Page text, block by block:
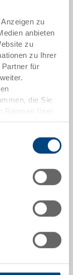
zu
anbieten
zu
zu Ihrer
für
die Sie
2